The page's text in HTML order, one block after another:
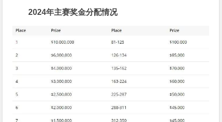
2024年主赛奖金分配情况